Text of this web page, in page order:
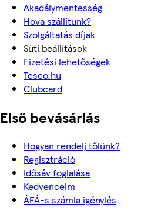
Akadálymentesség
Hova szállítunk?
Szolgáltatás díjak
Süti beállítások
Fizetési lehetőségek
Tesco.hu
Clubcard
Első bevásárlás
Hogyan rendelj tőlünk?
Regisztráció
Idősáv foglalása
Kedvenceim
ÁFÁ-s számla igénylés